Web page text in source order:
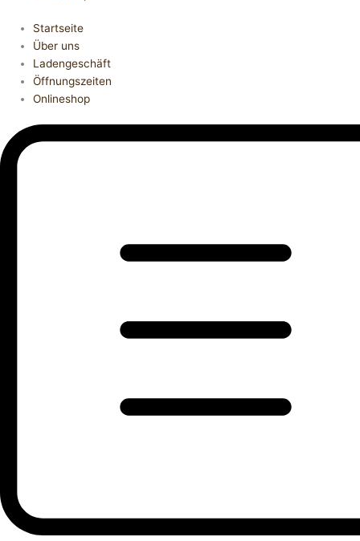
Startseite
Über uns
Ladengeschäft
Öffnungszeiten
Onlineshop